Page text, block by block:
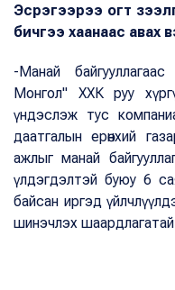
Эсрэгээрээ огт
бичгээ хаанаас авах
-Манай
Монгол" ХХК руу
үндэслэж тус
даатгалын ерөнхий
ажлыг манай
үлдэгдэлтэй буюу 6
байсан иргэд
шинэчлэх